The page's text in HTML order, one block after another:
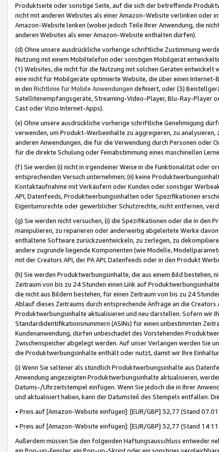
Produktseite oder sonstige Seite, auf die sich der betreffende
nicht mit anderen Websites als einer Amazon-Website verlinken oder
Amazon-Website lenken (wobei jedoch Teile Ihrer Anwendung, die
anderen Websites als einer Amazon-Website enthalten dürfen).
(d) Ohne unsere ausdrückliche vorherige schriftliche Zustimmung
Nutzung mit einem Mobiltelefon oder sonstigen Mobilgerät
(1) Websites, die nicht für die Nutzung mit solchen Geräten
eine nicht für Mobilgeräte optimierte Website, die über einen
in den Richtlinie für Mobile Anwendungen definiert, oder (3)
Satellitenempfangsgeräte, Streaming-Video-Player, Blu-Ray-Player
Cast oder Vizio Internet-Apps).
(e) Ohne unsere ausdrückliche vorherige schriftliche Genehmigung
verwenden, um Produkt-Werbeinhalte zu aggregieren, zu
anderen Anwendungen, die für die Verwendung durch Personen
für die direkte Schulung oder Feinabstimmung eines maschinellen
(f) Sie werden (i) nicht in irgendeiner Weise in die Funktionalität oder
entsprechenden Versuch unternehmen; (ii) keine
Kontaktaufnahme mit Verkäufern oder Kunden oder sonstiger
API, Datenfeeds, Produktwerbungsinhalten oder Spezifikationen
Eigentumsrechte oder gewerblicher Schutzrechte, nicht entfernen,
(g) Sie werden nicht versuchen, (i) die Spezifikationen oder die in
manipulieren, zu reparieren oder anderweitig abgeleitete Werke
enthaltene Software zurückzuentwickeln, zu zerlegen, zu
andere zugrunde liegende Komponenten (wie Modelle,
mit der Creators API, der PA API, Datenfeeds oder in den Produkt
(h) Sie werden Produktwerbungsinhalte, die aus einem Bild bestehen,
Zeitraum von bis zu 24 Stunden einen Link auf
die nicht aus Bildern bestehen, für einen Zeitraum von bis zu 24
Ablauf dieses Zeitraums durch entsprechende Anfrage an die
Produktwerbungsinhalte aktualisieren und neu darstellen. Sofern wir
Standardidentifikationsnummern (ASINs) für einen unbestimmten
Kundenanwendung, dürfen unbeschadet des Vorstehenden
Zwischenspeicher abgelegt werden. Auf unser Verlangen werden Sie
die Produktwerbungsinhalte enthält oder nutzt, damit wir Ihre
(i) Wenn Sie seltener als stündlich Produktwerbungsinhalte aus
Anwendung angezeigten Produktwerbungsinhalte aktualisieren,
Datums-/Uhrzeitstempel einfügen. Wenn Sie jedoch die in Ihrer
und aktualisiert haben, kann der Datumsteil des Stempels entfallen.
• Preis auf [Amazon-Website einfügen]: [EUR/GBP] 32,77 (Stand
• Preis auf [Amazon-Website einfügen]: [EUR/GBP] 32,77 (Stand
Außerdem müssen Sie den folgenden Haftungsausschluss entweder
ein Pop-up-Fenster, ein Pop-up-Skript oder ein sonstiges